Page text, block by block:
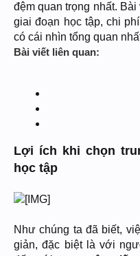
đệm quan trọng nhất.
giai đoạn học tập, chi
có cái nhìn tổng quan
Bài viết liên quan:
Lợi ích khi chọn
học tập
Như chúng ta đã biết,
giản, đặc biệt là với